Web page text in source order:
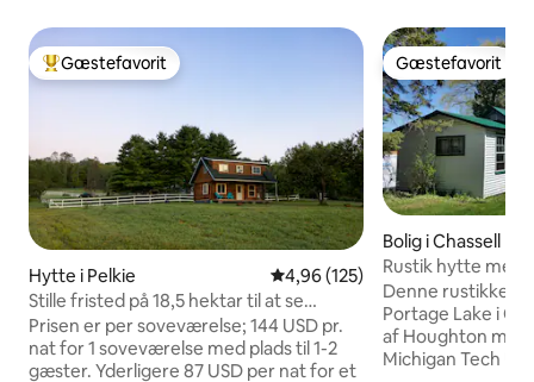
Bedste gæstefavorit
Gæstefavorit
Hytte i Pelkie 4,96 ud af 5 i gennemsnitlig
4,96 (125)
Stille fristed på 18,5 hektar til at se
dyrelivet.
Prisen er per soveværelse; 144 USD pr.
nat for 1 soveværelse med plads til 1-2
gæster. Yderligere 87 USD per nat for et
Gæstefavorit
Gæstefavorit
Bolig i Chassell
Rustik hytte med
Denne rustikke
Portage Lake i
af Houghton
Michigan Tech